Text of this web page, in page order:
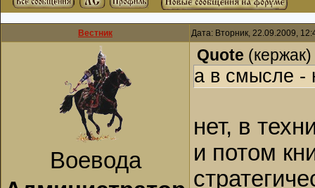
Вестник Дата: Вторник, 22.09.2009,
Воевода
Quote (кержак)
а в смысле -
нет, в
и потом